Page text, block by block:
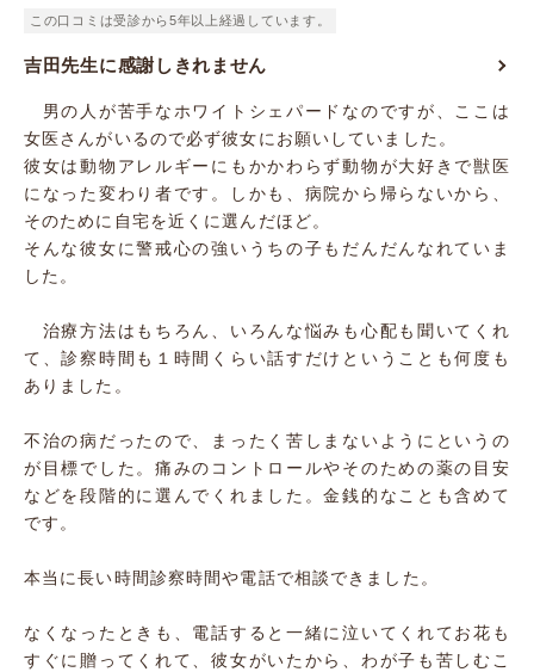
この口コミは受診から5年以上経過しています。
吉田先生に感謝しきれません
男の人が苦手なホワイトシェパードなのですが、ここは
女医さんがいるので必ず彼女にお願いしていました。
彼女は動物アレルギーにもかかわらず動物が大好きで獣医
になった変わり者です。しかも、病院から帰らないから、
そのために自宅を近くに選んだほど。
そんな彼女に警戒心の強いうちの子もだんだんなれていま
した。
治療方法はもちろん、いろんな悩みも心配も聞いてくれ
て、診察時間も１時間くらい話すだけということも何度も
ありました。
不治の病だったので、まったく苦しまないようにというの
が目標でした。痛みのコントロールやそのための薬の目安
などを段階的に選んでくれました。金銭的なことも含めて
です。
本当に長い時間診察時間や電話で相談できました。
なくなったときも、電話すると一緒に泣いてくれてお花も
すぐに贈ってくれて、彼女がいたから、わが子も苦しむこ